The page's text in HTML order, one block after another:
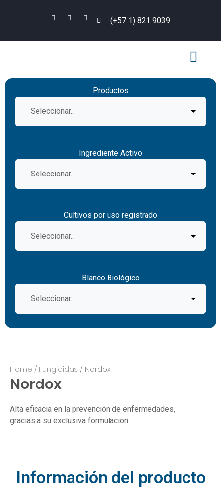
(+57 1) 821 9039
Productos
Ingrediente Activo
Cultivos por uso registrado
Blanco Biológico
Home / Fungicidas / Nordox
Nordox
Alta eficacia en la prevención de enfermedades,
gracias a su exclusiva formulación.
Información del producto